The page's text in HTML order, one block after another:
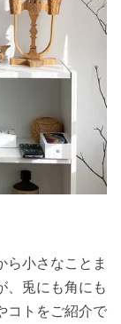
ら小さなことま
、兎にも角にも
コトをご紹介で